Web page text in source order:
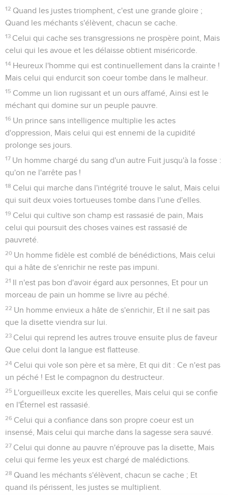
12 Quand les justes triomphent, c'est une grande gloire ;
Quand les méchants s'élèvent, chacun se cache.
13 Celui qui cache ses transgressions ne prospère point, Mais
celui qui les avoue et les délaisse obtient miséricorde.
14 Heureux l'homme qui est continuellement dans la crainte !
Mais celui qui endurcit son coeur tombe dans le malheur.
15 Comme un lion rugissant et un ours affamé, Ainsi est le
méchant qui domine sur un peuple pauvre.
16 Un prince sans intelligence multiplie les actes
d'oppression, Mais celui qui est ennemi de la cupidité
prolonge ses jours.
17 Un homme chargé du sang d'un autre Fuit jusqu'à la fosse :
qu'on ne l'arrête pas !
18 Celui qui marche dans l'intégrité trouve le salut, Mais celui
qui suit deux voies tortueuses tombe dans l'une d'elles.
19 Celui qui cultive son champ est rassasié de pain, Mais
celui qui poursuit des choses vaines est rassasié de
pauvreté.
20 Un homme fidèle est comblé de bénédictions, Mais celui
qui a hâte de s'enrichir ne reste pas impuni.
21 Il n'est pas bon d'avoir égard aux personnes, Et pour un
morceau de pain un homme se livre au péché.
22 Un homme envieux a hâte de s'enrichir, Et il ne sait pas
que la disette viendra sur lui.
23 Celui qui reprend les autres trouve ensuite plus de faveur
Que celui dont la langue est flatteuse.
24 Celui qui vole son père et sa mère, Et qui dit : Ce n'est pas
un péché ! Est le compagnon du destructeur.
25 L'orgueilleux excite les querelles, Mais celui qui se confie
en l'Éternel est rassasié.
26 Celui qui a confiance dans son propre coeur est un
insensé, Mais celui qui marche dans la sagesse sera sauvé.
27 Celui qui donne au pauvre n'éprouve pas la disette, Mais
celui qui ferme les yeux est chargé de malédictions.
28 Quand les méchants s'élèvent, chacun se cache ; Et
quand ils périssent, les justes se multiplient.